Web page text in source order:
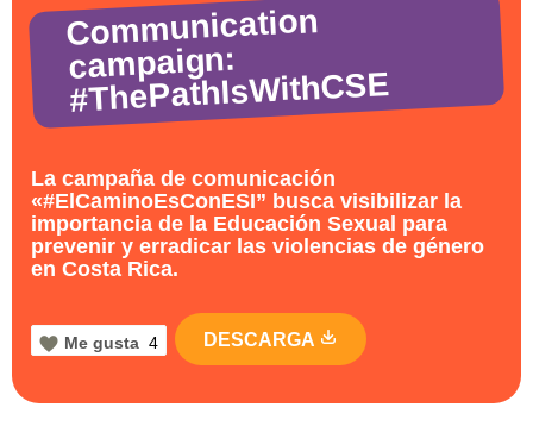
Communication
campaign:
#ThePathIsWithCSE
La campaña de comunicación
«#ElCaminoEsConESI” busca visibilizar la
importancia de la Educación Sexual para
prevenir y erradicar las violencias de género
en Costa Rica.
Me gusta 4 DESCARGA